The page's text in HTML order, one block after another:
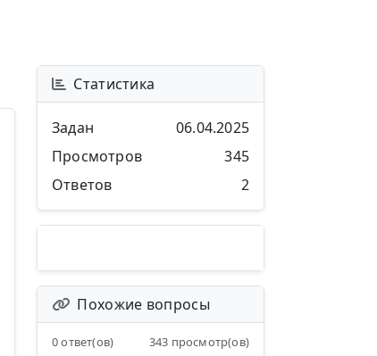
Статистика
Задан
06.04.2025
Просмотров
345
Ответов
2
Похожие вопросы
0 ответ(ов) 343 просмотр(ов)